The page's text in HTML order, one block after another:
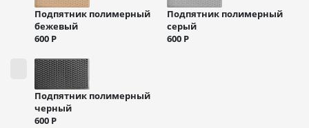
Подпятник полимерный
бежевый
600 Р
Подпятник полимерный
серый
600 Р
Подпятник полимерный
черный
600 Р